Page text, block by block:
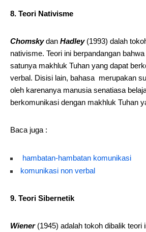
8. Teori Nativisme
Chomskydan Hadley(1993) dalah
nativisme. Teori ini berpandangan
satunya makhluk Tuhan yang dapat
verbal. Disisi lain, bahasa merupakan
oleh karenanya manusia senatiasa
berkomunikasi dengan makhluk Tuhan
Baca juga :
hambatan-hambatan komunikasi
komunikasi non verbal
9. Teori Sibernetik
Wiener(1945) adalah tokoh dibalik teori